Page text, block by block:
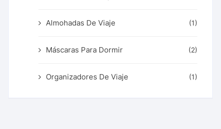
Almohadas De Viaje (1)
Máscaras Para Dormir (2)
Organizadores De Viaje (1)